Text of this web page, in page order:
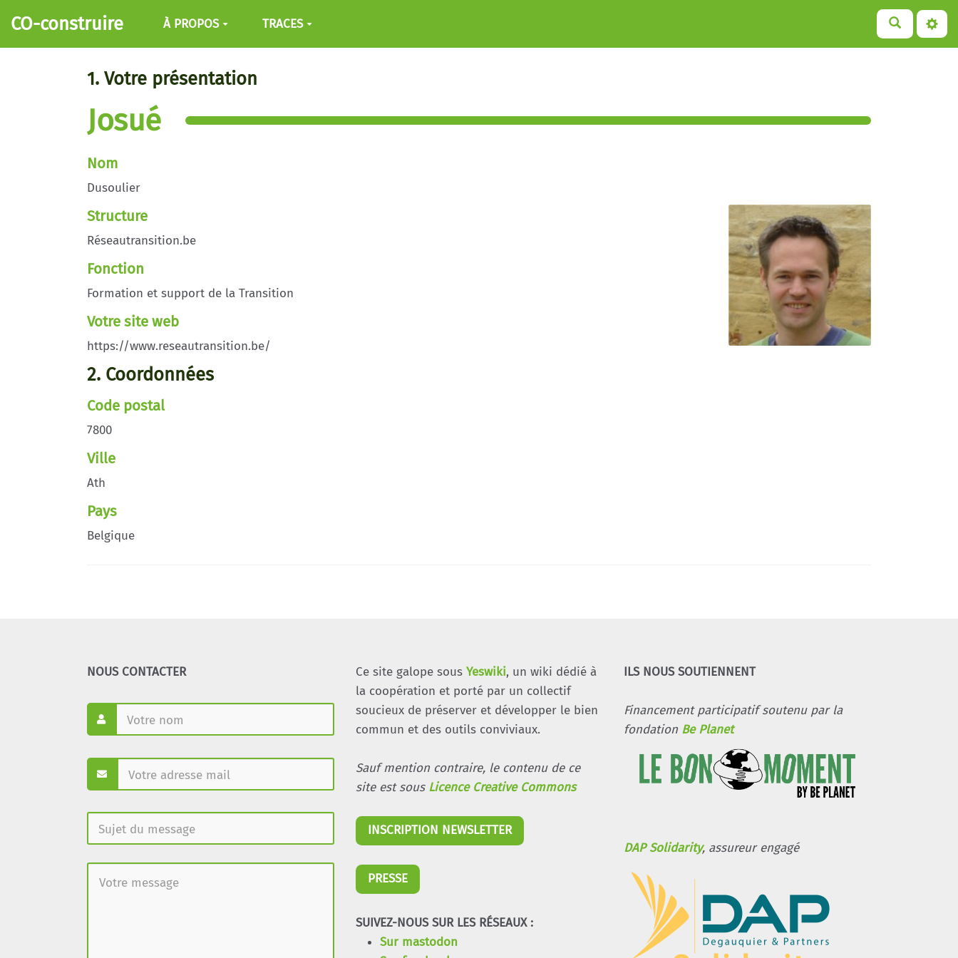
Aller au contenu principal
CO-construire À PROPOS TRACES
1. Votre présentation
Josué
Nom
Dusoulier
Structure
Réseautransition.be
Fonction
Formation et support de la Transition
Votre site web
https://www.reseautransition.be/
2. Coordonnées
Code postal
7800
Ville
Ath
Pays
Belgique
NOUS CONTACTER Ce site galope sous Yeswiki, un wiki dédié à
la coopération et porté par un collectif
soucieux de préserver et développer le bien
commun et des outils conviviaux.
Sauf mention contraire, le contenu de ce
site est sous Licence Creative Commons
INSCRIPTION NEWSLETTER
PRESSE
SUIVEZ-NOUS SUR LES RÉSEAUX :
Sur mastodon
ILS NOUS SOUTIENNENT
Financement participatif soutenu par la
fondation Be Planet
DAP Solidarity, assureur engagé